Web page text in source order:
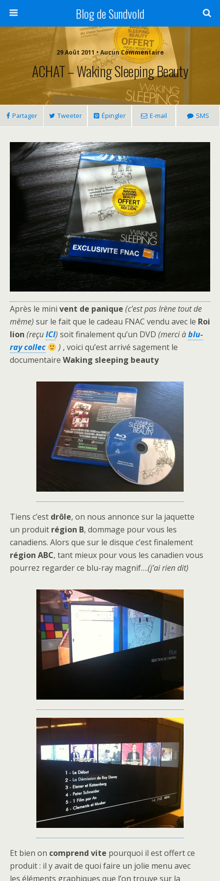
Blog de Sundvold
29 Août 2011 • Aucun Commentaire
ACHAT – Waking Sleeping Beauty
Partager Tweeter Épingler E-mail SMS
Après le mini vent de panique (c’est pas Irène tout de
même) sur le fait que le cadeau FNAC vendu avec le Roi
lion (reçuICI) soit finalement qu’un DVD (merci àblu-
ray collec
) , voici qu’est arrivé sagement le
documentaire Waking sleeping beauty
Tiens c’est drôle, on nous annonce sur la jaquette
un produit région B, dommage pour vous les
canadiens. Alors que sur le disque c’est finalement
région ABC, tant mieux pour vous les canadien vous
pourrez regarder ce blu-ray magnif….(j’ai rien dit)
Et bien on comprend vite pourquoi il est offert ce
produit : il y avait de quoi faire un jolie menu avec
les éléments graphiques que l’on trouve sur la